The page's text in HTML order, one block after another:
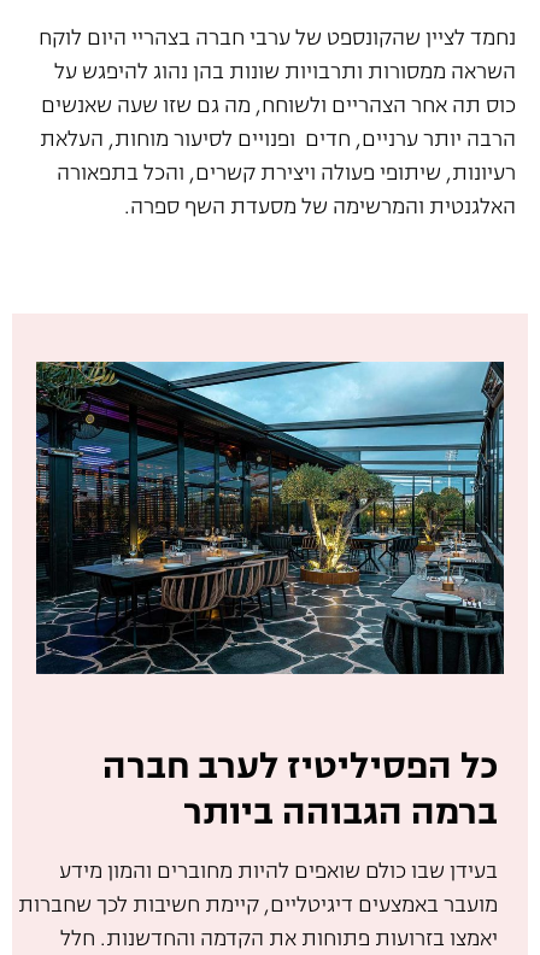
נחמד לציין שהקונספט של ערבי חברה בצהריי היום לוקח
השראה ממסורות ותרבויות שונות בהן נהוג להיפגש על
כוס תה אחר הצהריים ולשוחח, מה גם שזו שעה שאנשים
הרבה יותר ערניים, חדים ופנויים לסיעור מוחות, העלאת
רעיונות, שיתופי פעולה ויצירת קשרים, והכל בתפאורה
האלגנטית והמרשימה של מסעדת השף ספרה.
כל הפסיליטיז לערב חברה
ברמה הגבוהה ביותר
בעידן שבו כולם שואפים להיות מחוברים והמון מידע
מועבר באמצעים דיגיטליים, קיימת חשיבות לכך שחברות
יאמצו בזרועות פתוחות את הקדמה והחדשנות. חלל